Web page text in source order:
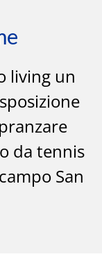
living un
da tennis
San